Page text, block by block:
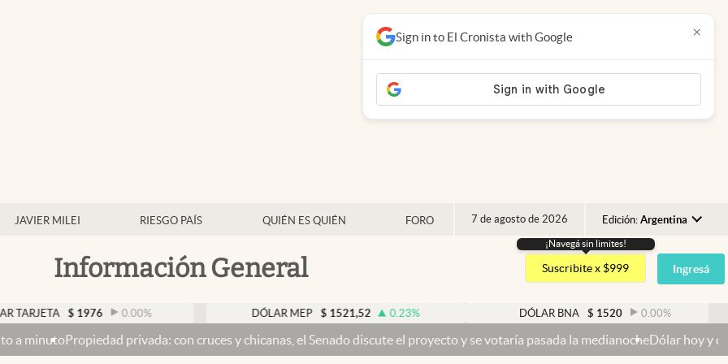
JAVIER MILEI RIESGO PAÍS QUIÉN ES QUIÉN FORO 7 de agosto de 2026 Edición: Argentina
Argentina
España
USA
Información General
¡Navegá sin limites!
Suscribite x $999 Ingresá
$ 1976 0.00% DÓLAR MEP $ 1521,52 0.23% DÓLAR BNA $ 1520 0.00%
privada: con cruces y chicanas, el Senado discute el proyecto y se votaría pasada la medianocheDólar hoy y dólar blue hoy:
Sign in to El Cronista with Google ×